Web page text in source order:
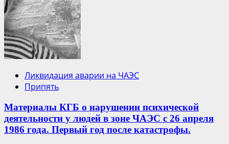
Ликвидация аварии на ЧАЭС
Припять
Материалы КГБ о нарушении психической
деятельности у людей в зоне ЧАЭС с 26 апреля
1986 года. Первый год после катастрофы.